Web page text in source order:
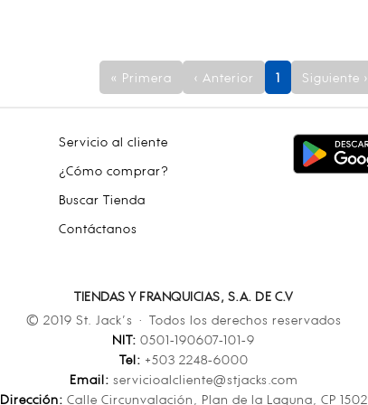
« Primera ‹ Anterior 1 Siguiente ›
Servicio al cliente
¿Cómo comprar?
Buscar Tienda
Contáctanos
TIENDAS Y FRANQUICIAS, S.A. DE C.V
© 2019 St. Jack’s · Todos los derechos reservados
NIT: 0501-190607-101-9
Tel: +503 2248-6000
Email: servicioalcliente@stjacks.com
Dirección: Calle Circunvalación, Plan de la Laguna, CP 1502